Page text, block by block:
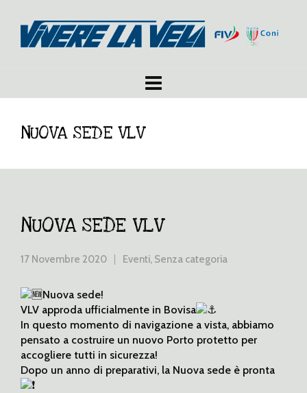
NUOVA SEDE VLV
NUOVA SEDE VLV
17 Novembre 2020 Eventi, Senza categoria
Nuova sede!
VLV approda ufficialmente in Bovisa
In questo momento di navigazione a vista, abbiamo
pensato a costruire un nuovo Porto protetto per
accogliere tutti in sicurezza!
Dopo un anno di preparativi, la Nuova sede è pronta